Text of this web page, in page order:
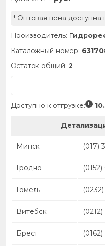
* Оптовая цена доступна
Производитель:
Каталожный номер:
Остаток общий: 2
Доступно к отгрузке:
Минск (017)
Гродно
Гомель (0232)
Витебск
Брест (0162)